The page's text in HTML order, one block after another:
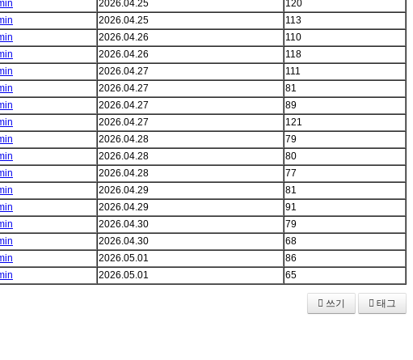
2026.04.25
120
2026.04.25
113
2026.04.26
110
2026.04.26
118
2026.04.27
111
2026.04.27
81
2026.04.27
89
2026.04.27
121
2026.04.28
79
2026.04.28
80
2026.04.28
77
2026.04.29
81
2026.04.29
91
2026.04.30
79
2026.04.30
68
2026.05.01
86
2026.05.01 65
쓰기 태그